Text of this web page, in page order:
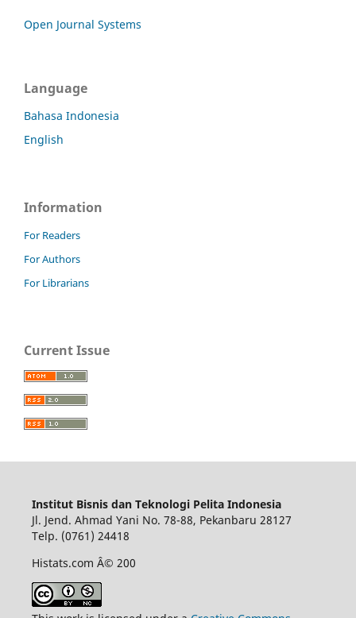
Open Journal Systems
Language
Bahasa Indonesia
English
Information
For Readers
For Authors
For Librarians
Current Issue
Institut Bisnis dan Teknologi Pelita Indonesia
Jl. Jend. Ahmad Yani No. 78-88, Pekanbaru 28127
Telp. (0761) 24418
Histats.com Â© 200